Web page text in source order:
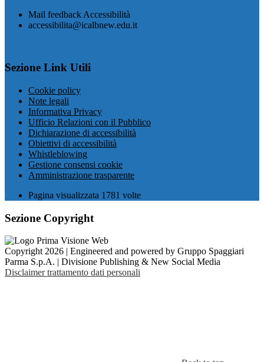
Mail feedback Accessibilità
accessibilita@icalbnew.edu.it
Sezione Link Utili
Cookie policy
Note legali
Informativa Privacy
Ufficio Relazioni con il Pubblico
Dichiarazione di accessibilità
Obiettivi di accessibilità
Whistleblowing
Gestione consensi cookie
Amministrazione trasparente
Pagina visualizzata 1781 volte
Sezione Copyright
Copyright 2026 | Engineered and powered by Gruppo Spaggiari
Parma S.p.A. | Divisione Publishing & New Social Media
Disclaimer trattamento dati personali